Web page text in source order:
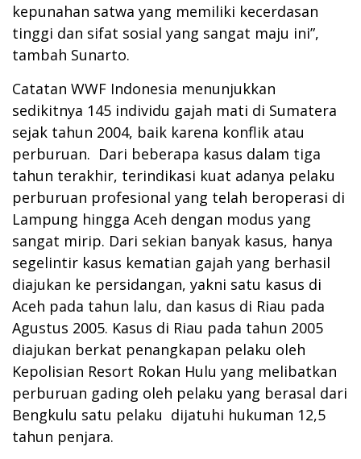
kepunahan satwa yang memiliki kecerdasan
tinggi dan sifat sosial yang sangat maju ini”,
tambah Sunarto.
Catatan WWF Indonesia menunjukkan
sedikitnya 145 individu gajah mati di Sumatera
sejak tahun 2004, baik karena konflik atau
perburuan. Dari beberapa kasus dalam tiga
tahun terakhir, terindikasi kuat adanya pelaku
perburuan profesional yang telah beroperasi di
Lampung hingga Aceh dengan modus yang
sangat mirip. Dari sekian banyak kasus, hanya
segelintir kasus kematian gajah yang berhasil
diajukan ke persidangan, yakni satu kasus di
Aceh pada tahun lalu, dan kasus di Riau pada
Agustus 2005. Kasus di Riau pada tahun 2005
diajukan berkat penangkapan pelaku oleh
Kepolisian Resort Rokan Hulu yang melibatkan
perburuan gading oleh pelaku yang berasal dari
Bengkulu satu pelaku dijatuhi hukuman 12,5
tahun penjara.